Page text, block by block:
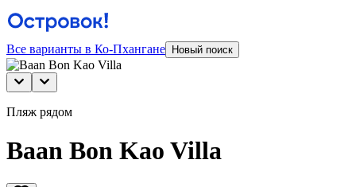
Все варианты в Ко-Пхангане Новый поиск
Пляж рядом
Baan Bon Kao Villa